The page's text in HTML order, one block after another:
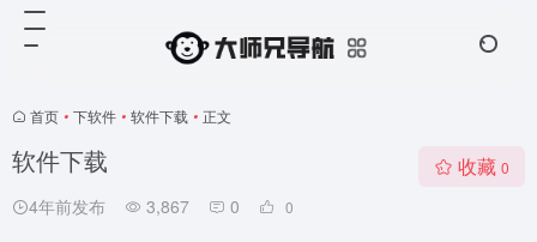
首页 • 下软件 • 软件下载 • 正文
软件下载
4年前发布 3,867 0 0
收藏 0